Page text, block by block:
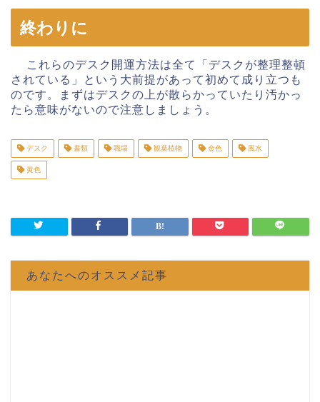
終わりに
これらのデスク開運方法は全て「デスクが整理整頓
されている」という大前提があって初めて成り立つも
のです。まずはデスクの上が散らかっていたり汚かっ
たら意味がないので注意しましょう。
デスク 書類 職場 観葉植物 金色 風水
黄色
あなたへのオススメ記事